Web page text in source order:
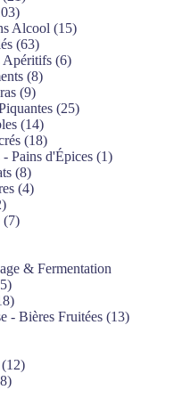
103
produits
Alcool 1515
6363
produits
Apéritifs 66
88
99
produits
2525
1414
produits
1818
produits
Pains d'Épices 11
88
produits
44
2
produits
77
& Fermentation
55
produits
18
produits
- Bières Fruitées 1313
1212
88